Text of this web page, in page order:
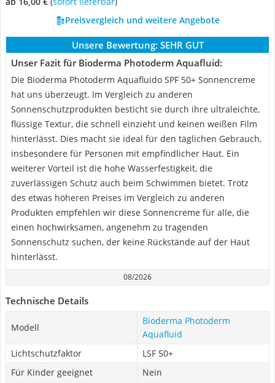
Preisvergleich und weitere Angebote
Unsere Bewertung: SEHR GUT
Unser Fazit für Bioderma Photoderm Aquafluid:
Die Bioderma Photoderm Aquafluido SPF 50+ Sonnencreme
hat uns überzeugt. Im Vergleich zu anderen
Sonnenschutzprodukten besticht sie durch ihre ultraleichte,
flüssige Textur, die schnell einzieht und keinen weißen Film
hinterlässt. Dies macht sie ideal für den täglichen Gebrauch,
insbesondere für Personen mit empfindlicher Haut. Ein
weiterer Vorteil ist die hohe Wasserfestigkeit, die
zuverlässigen Schutz auch beim Schwimmen bietet. Trotz
des etwas höheren Preises im Vergleich zu anderen
Produkten empfehlen wir diese Sonnencreme für alle, die
einen hochwirksamen, angenehm zu tragenden
Sonnenschutz suchen, der keine Rückstände auf der Haut
hinterlässt.
08/2026
Technische Details
Modell
Bioderma Photoderm
Aquafluid
Lichtschutzfaktor
LSF 50+
Für Kinder geeignet
Nein